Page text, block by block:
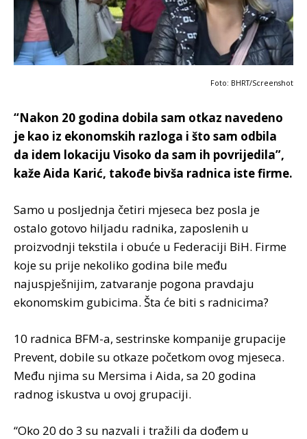
Foto: BHRT/Screenshot
“Nakon 20 godina dobila sam otkaz navedeno
je kao iz ekonomskih razloga i što sam odbila
da idem lokaciju Visoko da sam ih povrijedila”,
kaže Aida Karić, takođe bivša radnica iste firme.
Samo u posljednja četiri mjeseca bez posla je
ostalo gotovo hiljadu radnika, zaposlenih u
proizvodnji tekstila i obuće u Federaciji BiH. Firme
koje su prije nekoliko godina bile među
najuspješnijim, zatvaranje pogona pravdaju
ekonomskim gubicima. Šta će biti s radnicima?
10 radnica BFM-a, sestrinske kompanije grupacije
Prevent, dobile su otkaze početkom ovog mjeseca.
Među njima su Mersima i Aida, sa 20 godina
radnog iskustva u ovoj grupaciji.
“Oko 20 do 3 su nazvali i tražili da dođem u